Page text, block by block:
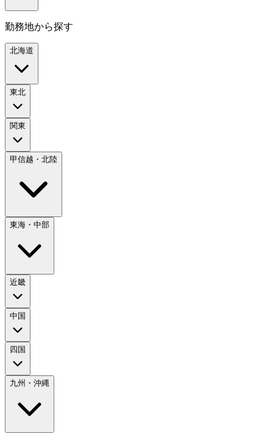
勤務地から探す
北海道
東北
関東
甲信越・北陸
東海・中部
近畿
中国
四国
九州・沖縄